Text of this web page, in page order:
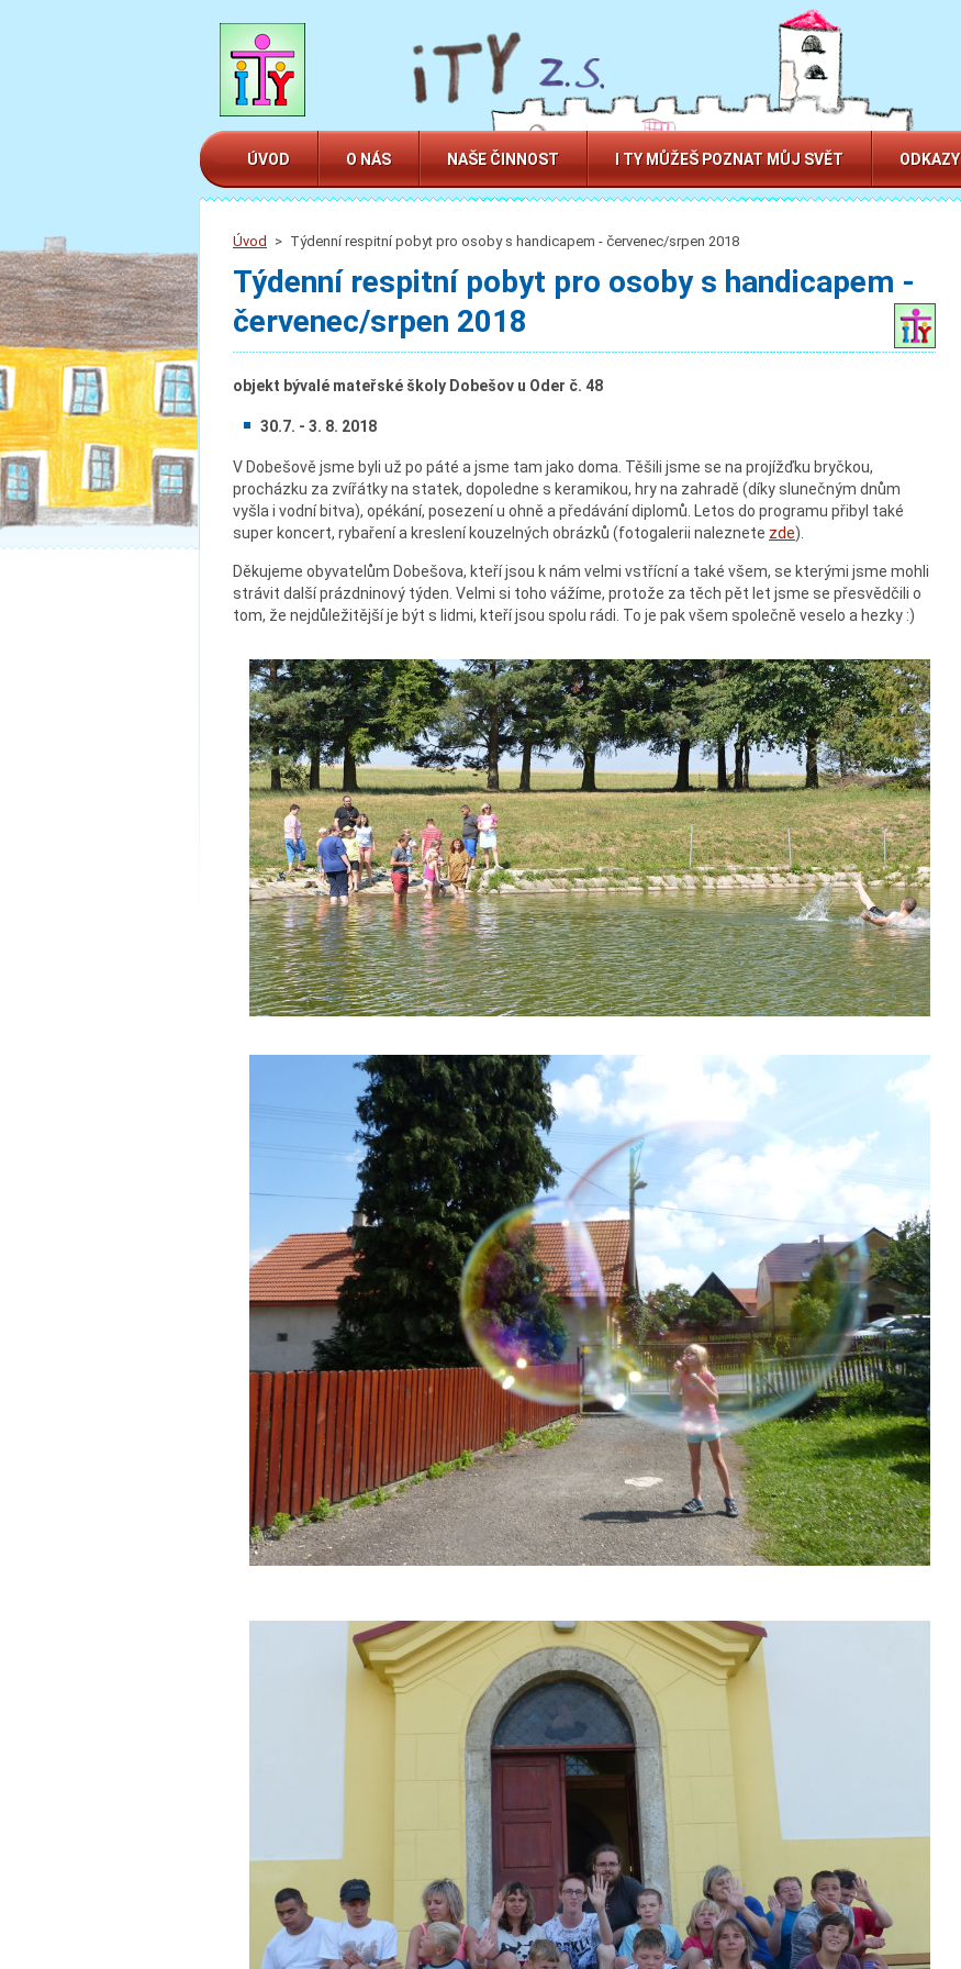
Úvod > Týdenní respitní pobyt pro osoby s handicapem - červenec/srpen 2018
Týdenní respitní pobyt pro osoby s handicapem -
červenec/srpen 2018
objekt bývalé mateřské školy Dobešov u Oder č. 48
30.7. - 3. 8. 2018
V Dobešově jsme byli už po páté a jsme tam jako doma. Těšili jsme se na projížďku bryčkou,
procházku za zvířátky na statek, dopoledne s keramikou, hry na zahradě (díky slunečným dnům
vyšla i vodní bitva), opékání, posezení u ohně a předávání diplomů. Letos do programu přibyl také
super koncert, rybaření a kreslení kouzelných obrázků (fotogalerii naleznete zde).
Děkujeme obyvatelům Dobešova, kteří jsou k nám velmi vstřícní a také všem, se kterými jsme mohli
strávit další prázdninový týden. Velmi si toho vážíme, protože za těch pět let jsme se přesvědčili o
tom, že nejdůležitější je být s lidmi, kteří jsou spolu rádi. To je pak všem společně veselo a hezky :)
ÚVOD O NÁS NAŠE ČINNOST I TY MŮŽEŠ POZNAT MŮJ SVĚT ODKAZY